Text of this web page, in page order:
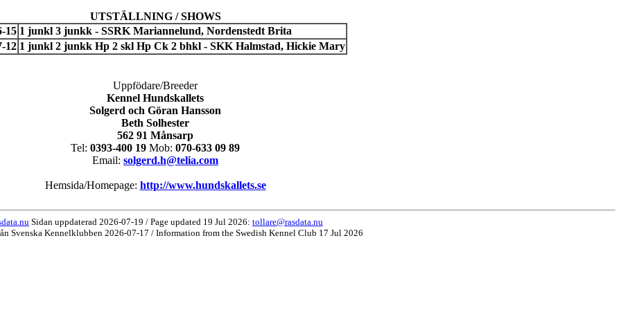
UTSTÄLLNING / SHOWS
15 1 junkl 3 junkk - SSRK Mariannelund, Nordenstedt Brita
12 1 junkl 2 junkk Hp 2 skl Hp Ck 2 bhkl - SKK Halmstad, Hickie Mary
Uppfödare/Breeder
Kennel Hundskallets
Solgerd och Göran Hansson
Beth Solhester
562 91 Månsarp
Tel: 0393-400 19 Mob: 070-633 09 89
Email: solgerd.h@telia.com
Hemsida/Homepage: http://www.hundskallets.se
Sidan uppdaterad 2026-07-19 / Page updated 19 Jul 2026: tollare@rasdata.nu
Svenska Kennelklubben 2026-07-17 / Information from the Swedish Kennel Club 17 Jul 2026